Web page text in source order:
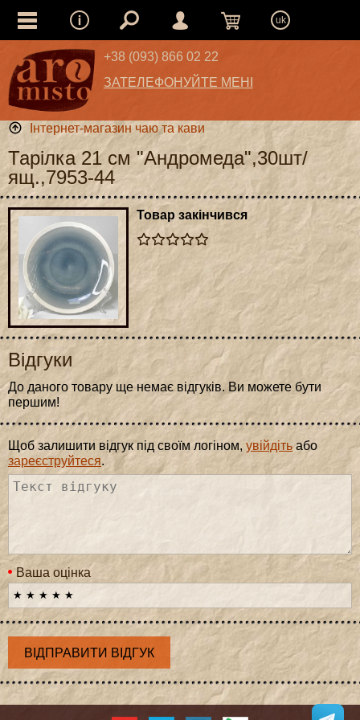
uk
+38 (093) 866 02 22
ЗАТЕЛЕФОНУЙТЕ МЕНІ
Інтернет-магазин чаю та кави
Тарілка 21 см "Андромеда",30шт/
ящ.,7953-44
Товар закінчився
Відгуки
До даного товару ще немає відгуків. Ви можете бути
першим!
Щоб залишити відгук під своїм логіном, увійдіть або
зареєструйтеся.
Ваша оцінка